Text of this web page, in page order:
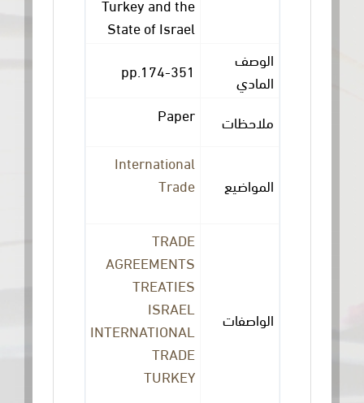
State of Israel
الوصف
pp.174-351
ملاحظات
المواضيع
International
Trade
الواصفات
TRADE
AGREEMENTS
TREATIES
ISRAEL
INTERNATIONAL
TRADE
TURKEY